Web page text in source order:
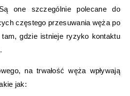
one szczególnie polecane do
częstego przesuwania węża po
tam, gdzie istnieje ryzyko kontaktu
na trwałość węża wpływają
jak: